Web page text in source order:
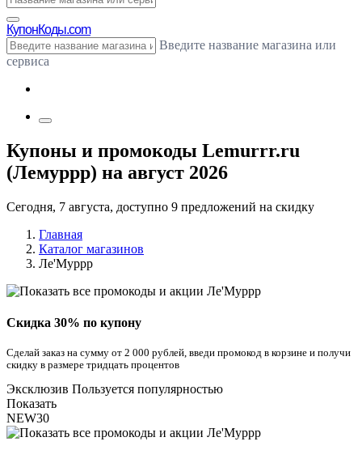
КупонКоды.com
Введите название магазина или
сервиса
Купоны и промокоды Lemurrr.ru
(Лемуррр) на август 2026
Сегодня, 7 августа, доступно 9 предложений на скидку
Главная
Каталог магазинов
Ле'Муррр
Скидка 30% по купону
Сделай заказ на сумму от 2 000 рублей, введи промокод в корзине и получи
скидку в размере тридцать процентов
Эксклюзив Пользуется популярностью
Показать
NEW30